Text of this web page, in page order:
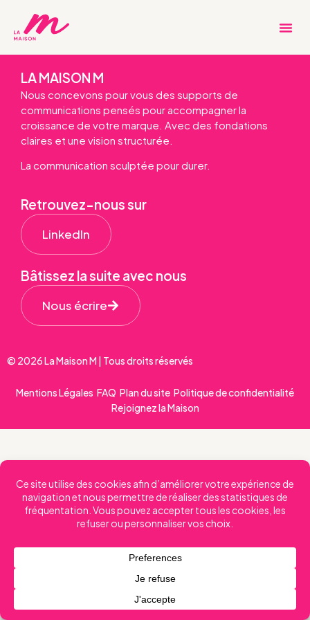
Stratégie SEO
LA MAISON M
Nous concevons pour vous des supports de
communications pensés pour accompagner la
croissance de votre marque. Avec des fondations
claires et une vision structurée.
La communication sculptée pour durer.
Retrouvez-nous sur
LinkedIn
Bâtissez la suite avec nous
Nous écrire
© 2026 La Maison M | Tous droits réservés
Mentions Légales FAQ Plan du site Politique de confidentialité
Rejoignez la Maison